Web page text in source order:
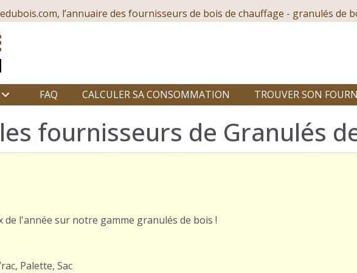
l’annuaire des fournisseurs de bois de chauffage - granulés de
FAQ CALCULER SA CONSOMMATION TROUVER SON
fournisseurs de Granulés
de l'année sur notre gamme granulés de bois !
Palette, Sac